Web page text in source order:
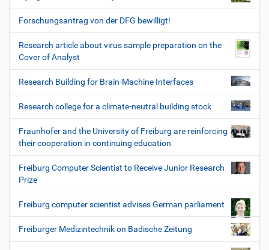
Forschungsantrag von der DFG bewilligt!
Research article about virus sample preparation on the
Cover of Analyst
Research Building for Brain-Machine Interfaces
Research college for a climate-neutral building stock
Fraunhofer and the University of Freiburg are reinforcing
their cooperation in continuing education
Freiburg Computer Scientist to Receive Junior Research
Prize
Freiburg computer scientist advises German parliament
Freiburger Medizintechnik on Badische Zeitung